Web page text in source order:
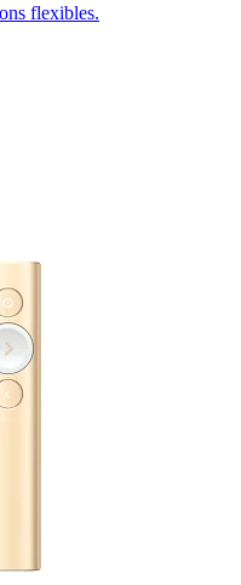
flexibles.